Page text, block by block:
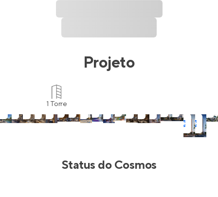
Projeto
1 Torre
Status doCosmos